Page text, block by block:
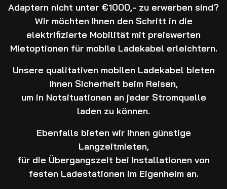
Adaptern nicht unter €1000,- zu erwerben sind?
Wir möchten Ihnen den Schritt in die
elektrifizierte Mobilität mit preiswerten
Mietoptionen für mobile Ladekabel erleichtern.
Unsere qualitativen mobilen Ladekabel bieten
Ihnen Sicherheit beim Reisen,
um in Notsituationen an jeder Stromquelle
laden zu können.
Ebenfalls bieten wir Ihnen günstige
Langzeitmieten,
für die Übergangszeit bei Installationen von
festen Ladestationen im Eigenheim an.